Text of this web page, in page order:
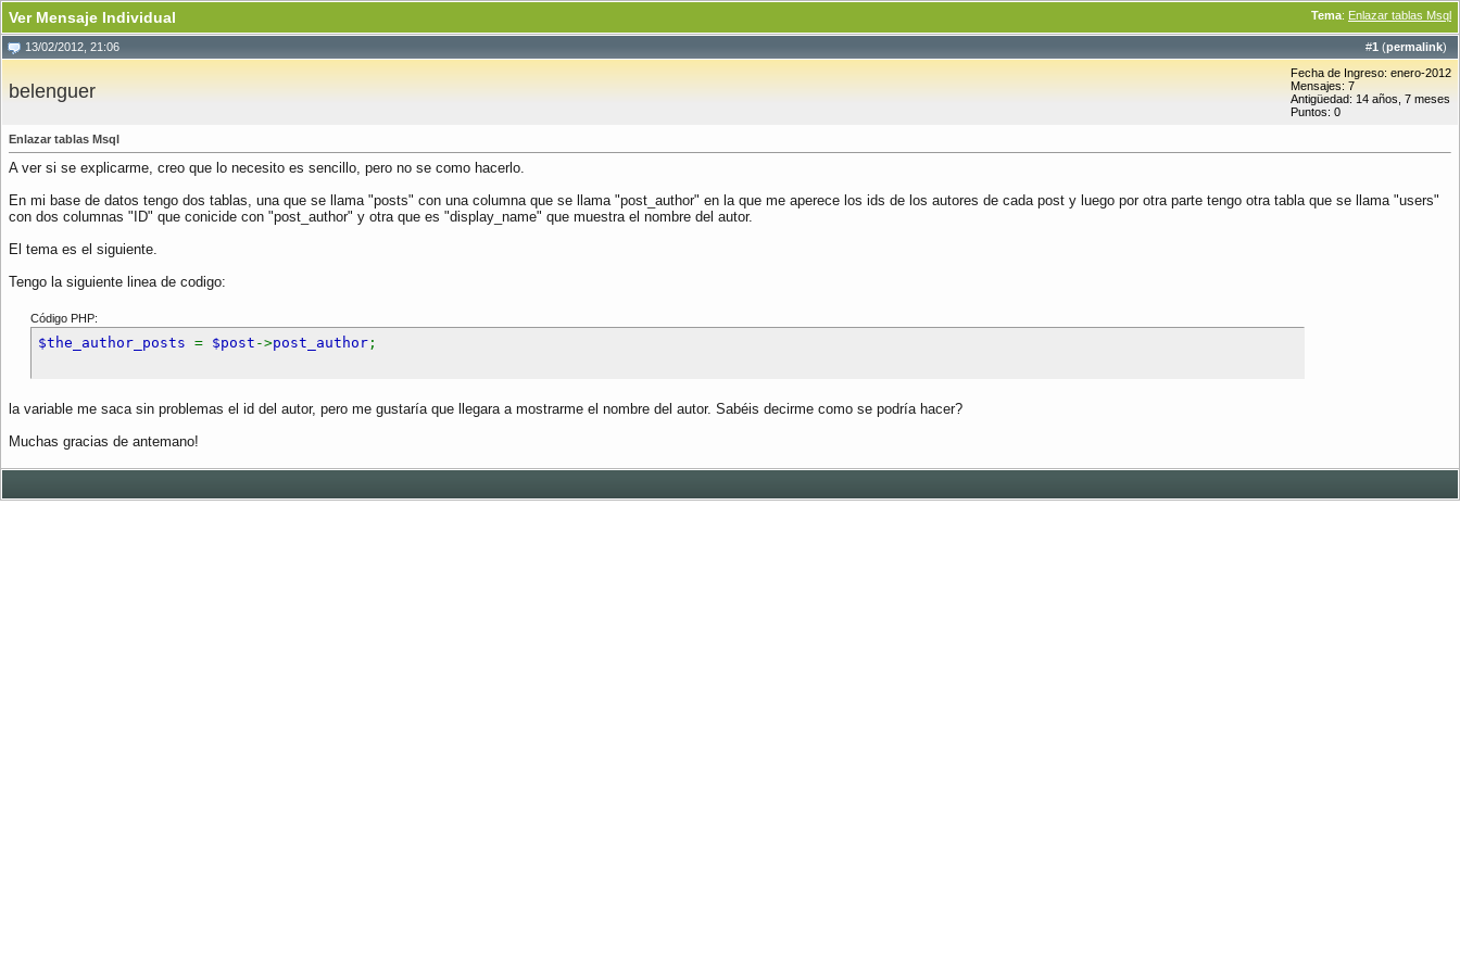
Tema: Enlazar tablas Msql
Ver Mensaje Individual
#1 (permalink)
13/02/2012, 21:06
belenguer
Fecha de Ingreso: enero-2012
Mensajes: 7
Antigüedad: 14 años, 7 meses
Puntos: 0
Enlazar tablas Msql
A ver si se explicarme, creo que lo necesito es sencillo, pero no se como hacerlo.
En mi base de datos tengo dos tablas, una que se llama "posts" con una columna que se llama "post_author" en la que me aperece los ids de los autores de cada post y luego por otra parte tengo otra tabla que se llama "users"
con dos columnas "ID" que conicide con "post_author" y otra que es "display_name" que muestra el nombre del autor.
El tema es el siguiente.
Tengo la siguiente linea de codigo:
Código PHP:
$the_author_posts = $post ->post_author ;
la variable me saca sin problemas el id del autor, pero me gustaría que llegara a mostrarme el nombre del autor. Sabéis decirme como se podría hacer?
Muchas gracias de antemano!